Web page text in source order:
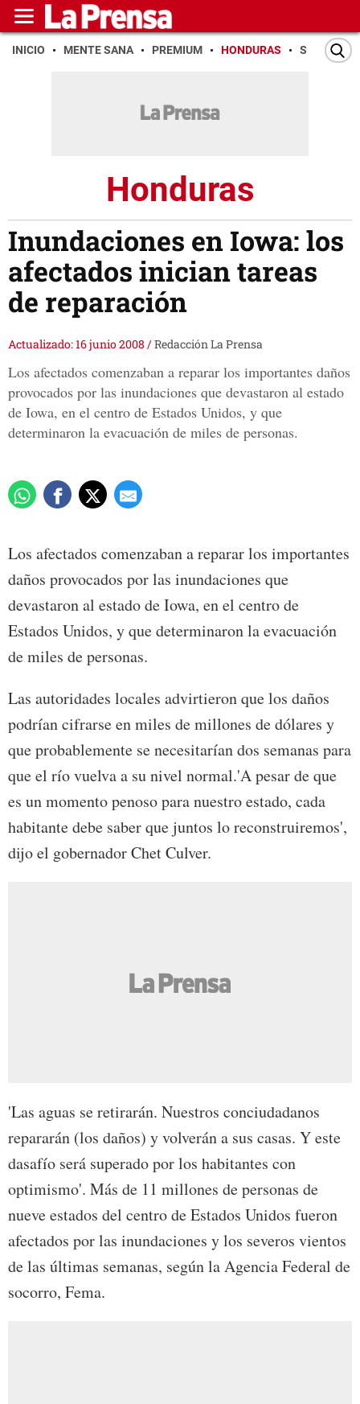
INICIO MENTE SANA PREMIUM HONDURAS SAN PEDRO
Honduras
Inundaciones en Iowa: los
afectados inician tareas
de reparación
Actualizado: 16 junio 2008 /Redacción La Prensa
Los afectados comenzaban a reparar los importantes daños
provocados por las inundaciones que devastaron al estado
de Iowa, en el centro de Estados Unidos, y que
determinaron la evacuación de miles de personas.
Los afectados comenzaban a reparar los importantes
daños provocados por las inundaciones que
devastaron al estado de Iowa, en el centro de
Estados Unidos, y que determinaron la evacuación
de miles de personas.
Las autoridades locales advirtieron que los daños
podrían cifrarse en miles de millones de dólares y
que probablemente se necesitarían dos semanas para
que el río vuelva a su nivel normal.'A pesar de que
es un momento penoso para nuestro estado, cada
habitante debe saber que juntos lo reconstruiremos',
dijo el gobernador Chet Culver.
'Las aguas se retirarán. Nuestros conciudadanos
repararán (los daños) y volverán a sus casas. Y este
dasafío será superado por los habitantes con
optimismo'. Más de 11 millones de personas de
nueve estados del centro de Estados Unidos fueron
afectados por las inundaciones y los severos vientos
de las últimas semanas, según la Agencia Federal de
socorro, Fema.